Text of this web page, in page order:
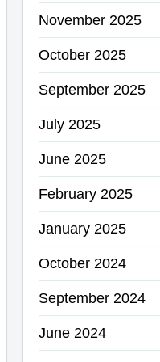
November 2025
October 2025
September 2025
July 2025
June 2025
February 2025
January 2025
October 2024
September 2024
June 2024